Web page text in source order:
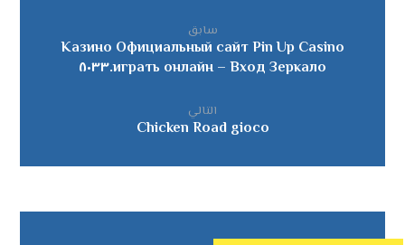
سابق
Казино Официальный сайт Pin Up Casino
играть онлайн – Вход Зеркало.٨٠٣٣
التالي
Chicken Road gioco